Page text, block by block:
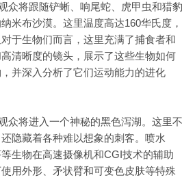
众将跟随铲蜥、响尾蛇、虎甲虫和猎豹
米布沙漠。这里温度高达160华氏度，
于生物们而言，这里充满了捕食者和
清晰度的镜头，展示了这些生物如何
并深入分析了它们运动能力的进化
众将进入一个神秘的黑色泻湖。这里不
隐藏着各种难以想象的刺客。喷水
生物在高速摄像机和CGI技术的辅助
用外形、矛状臂和可变色皮肤等特殊